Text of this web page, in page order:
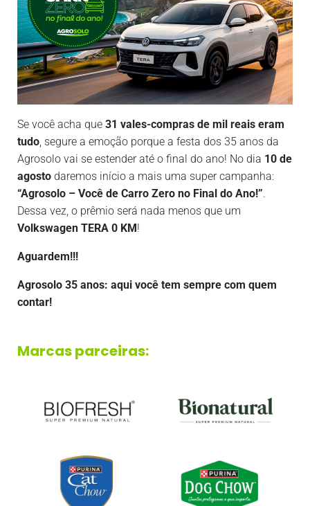
Se você acha que 31 vales-compras de mil reais eram
tudo, segure a emoção porque a festa dos 35 anos da
Agrosolo vai se estender até o final do ano! No dia 10 de
agosto daremos início a mais uma super campanha:
“Agrosolo – Você de Carro Zero no Final do Ano!”.
Dessa vez, o prêmio será nada menos que um
Volkswagen TERA 0 KM !
Aguardem!!!
Agrosolo 35 anos: aqui você tem sempre com quem
contar!
Marcas parceiras: